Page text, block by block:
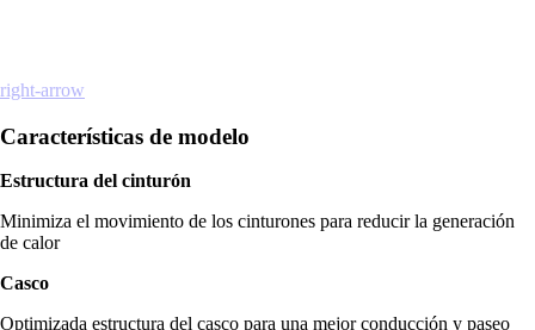
right-arrow
Características de modelo
Estructura del cinturón
Minimiza el movimiento de los cinturones para reducir la generación
de calor
Casco
Optimizada estructura del casco para una mejor conducción y paseo